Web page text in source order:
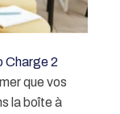
Charge 2
que vos
la boîte à